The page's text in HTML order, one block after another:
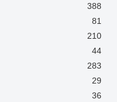
388
81
210
44
283
29
36